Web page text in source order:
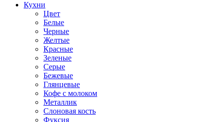
Кухни
Цвет
Белые
Черные
Желтые
Красные
Зеленые
Серые
Бежевые
Глянцевые
Кофе с молоком
Металлик
Слоновая кость
Фуксия